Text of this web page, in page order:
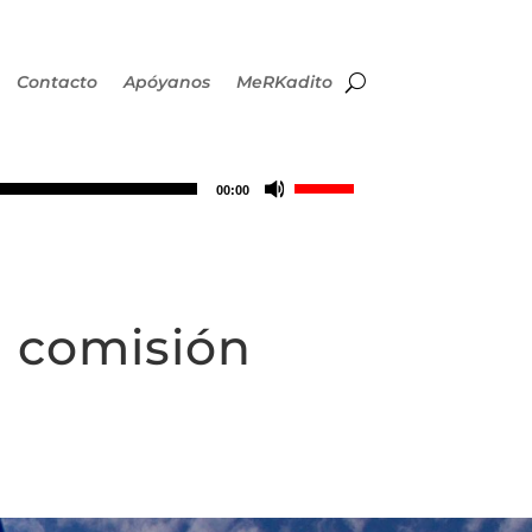
Contacto Apóyanos MeRKadito
00:00
Utiliza
comisión